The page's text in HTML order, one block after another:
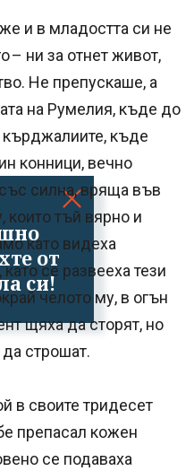
от
си!
и в младостта си не
– ни за отнет живот,
Не препускаше, а
на Румелия, къде до
кърджалиите, къде
конници, вечно
силна, вряща във
които тъй вярно и
като видеха
се развееха тези
челото му, в огън
щяха да сторят, но
строшат.
в своите тридесет
препасал кожен
се подаваха